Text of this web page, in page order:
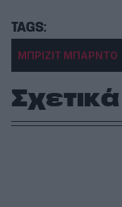
ΜΠΡΙΖΙΤ ΜΠΑΡΝΤΟ